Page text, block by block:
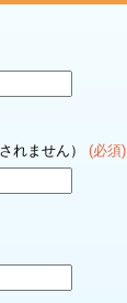
れません） (必須)